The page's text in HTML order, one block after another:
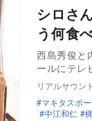
シロさ
う何食
西島秀俊と
ールにテレ
リアルサウン
マキタスポ
中江和仁